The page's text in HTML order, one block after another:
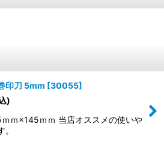
印刀 5mm [30055]
)
ｍ×145ｍｍ 当店オススメの使いや